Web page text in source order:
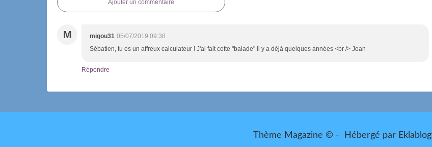
Ajouter un commentaire
M migou31 05/07/2019 09:38
Sébatien, tu es un affreux calculateur ! J'ai fait cette "balade" il y a déjà quelques années <br /> Jean
Répondre
Thème Magazine © - Hébergé par Eklablog